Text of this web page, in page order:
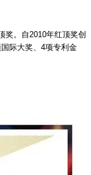
奖。自2010年红顶奖创
际大奖、4项专利金